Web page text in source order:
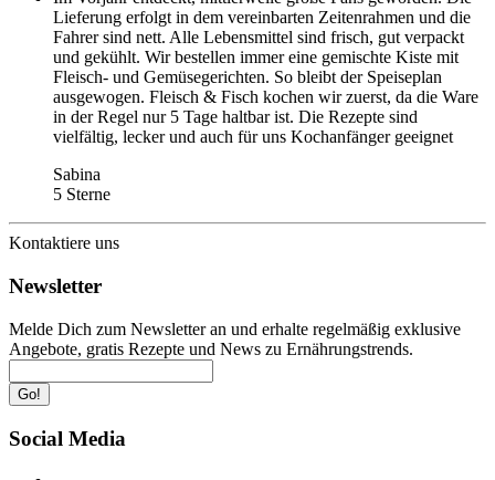
Lieferung erfolgt in dem vereinbarten Zeitenrahmen und die
Fahrer sind nett. Alle Lebensmittel sind frisch, gut verpackt
und gekühlt. Wir bestellen immer eine gemischte Kiste mit
Fleisch- und Gemüsegerichten. So bleibt der Speiseplan
ausgewogen. Fleisch & Fisch kochen wir zuerst, da die Ware
in der Regel nur 5 Tage haltbar ist. Die Rezepte sind
vielfältig, lecker und auch für uns Kochanfänger geeignet
Sabina
5 Sterne
Kontaktiere uns
Newsletter
Melde Dich zum Newsletter an und erhalte regelmäßig exklusive
Angebote, gratis Rezepte und News zu Ernährungstrends.
Go!
Social Media